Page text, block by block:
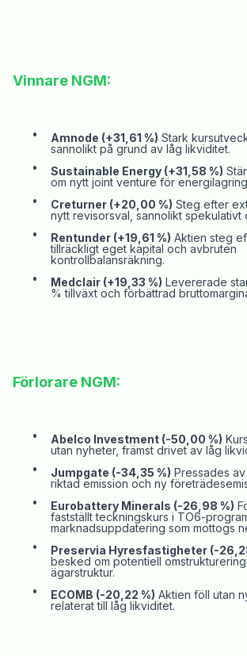
Vinnare NGM:
• Amnode (+31,61 %) Stark
sannolikt på grund av låg likviditet.
•
Sustainable Energy (+31,58 %)
om nytt joint venture för
•
Creturner (+20,00 %) Steg efter
nytt revisorsval, sannolikt spekulativt
•
Rentunder (+19,61 %) Aktien steg
tillräckligt eget kapital och avbruten
kontrollbalansräkning.
•
Medclair (+19,33 %) Levererade
% tillväxt och förbättrad
Förlorare NGM:
• Abelco Investment (-50,00 %)
utan nyheter, främst drivet av låg
•
Jumpgate (-34,35 %) Pressades
riktad emission och ny
•
Eurobattery Minerals (-26,98 %)
fastställt teckningskurs i TO6-
marknadsuppdatering som mottogs
•
Preservia Hyresfastigheter (-
besked om potentiell
ägarstruktur.
•
ECOMB (-20,22 %) Aktien föll utan
relaterat till låg likviditet.